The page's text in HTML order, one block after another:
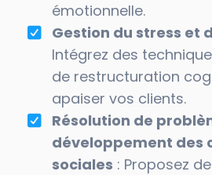
émotionnelle.
Gestion du stress et
Intégrez des
de restructuration
apaiser vos clients.
Résolution de
développement des
sociales : Proposez